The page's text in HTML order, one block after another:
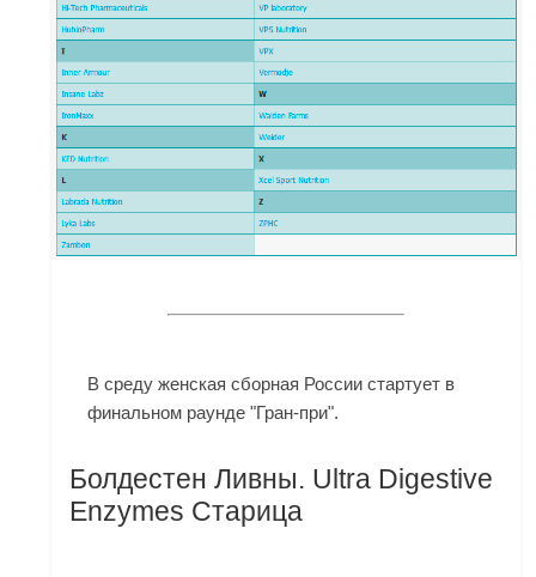
В среду женская сборная России стартует в
финальном раунде "Гран-при".
Болдестен Ливны. Ultra Digestive
Enzymes Старица